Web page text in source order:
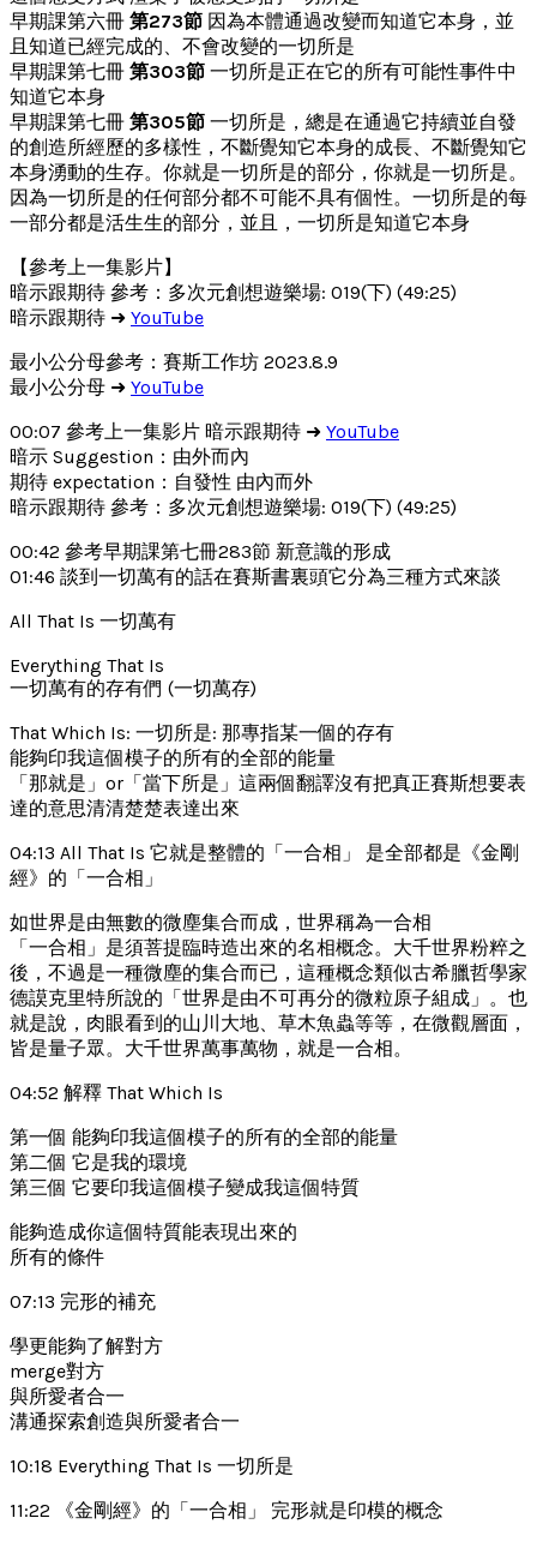
早期課第六冊 第273節 因為本體通過改變而知道它本身，並
且知道已經完成的、不會改變的一切所是
早期課第七冊 第303節 一切所是正在它的所有可能性事件中
知道它本身
早期課第七冊 第305節 一切所是，總是在通過它持續並自發
的創造所經歷的多樣性，不斷覺知它本身的成長、不斷覺知它
本身湧動的生存。你就是一切所是的部分，你就是一切所是。
因為一切所是的任何部分都不可能不具有個性。一切所是的每
一部分都是活生生的部分，並且，一切所是知道它本身
【參考上一集影片】
暗示跟期待 參考：多次元創想遊樂場: 019(下) (49:25)
暗示跟期待 ➜ YouTube
最小公分母參考：賽斯工作坊 2023.8.9
最小公分母 ➜ YouTube
00:07 參考上一集影片 暗示跟期待 ➜ YouTube
暗示 Suggestion：由外而內
期待 expectation：自發性 由內而外
暗示跟期待 參考：多次元創想遊樂場: 019(下) (49:25)
00:42 參考早期課第七冊283節 新意識的形成
01:46 談到一切萬有的話在賽斯書裏頭它分為三種方式來談
All That Is 一切萬有
Everything That Is
一切萬有的存有們 (一切萬存)
That Which Is: 一切所是: 那專指某一個的存有
能夠印我這個模子的所有的全部的能量
「那就是」or「當下所是」這兩個翻譯沒有把真正賽斯想要表
達的意思清清楚楚表達出來
04:13 All That Is 它就是整體的「一合相」 是全部都是《金剛
經》的「一合相」
如世界是由無數的微塵集合而成，世界稱為一合相
「一合相」是須菩提臨時造出來的名相概念。大千世界粉粹之
後，不過是一種微塵的集合而已，這種概念類似古希臘哲學家
德謨克里特所說的「世界是由不可再分的微粒原子組成」。也
就是說，肉眼看到的山川大地、草木魚蟲等等，在微觀層面，
皆是量子眾。大千世界萬事萬物，就是一合相。
04:52 解釋 That Which Is
第一個 能夠印我這個模子的所有的全部的能量
第二個 它是我的環境
第三個 它要印我這個模子變成我這個特質
能夠造成你這個特質能表現出來的
所有的條件
07:13 完形的補充
學更能夠了解對方
merge對方
與所愛者合一
溝通探索創造與所愛者合一
10:18 Everything That Is 一切所是
11:22 《金剛經》的「一合相」 完形就是印模的概念